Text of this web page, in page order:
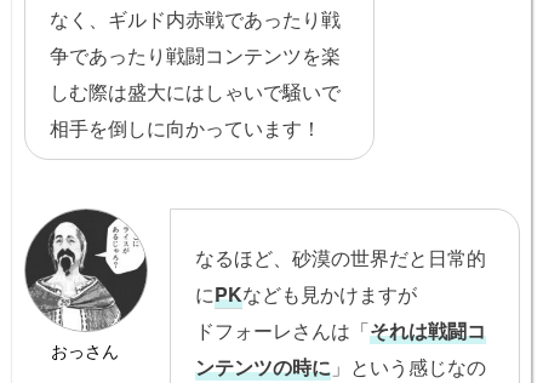
なく、ギルド内赤戦であったり戦
争であったり戦闘コンテンツを楽
しむ際は盛大にはしゃいで騒いで
相手を倒しに向かっています！
おっさん
なるほど、砂漠の世界だと日常的
にPKなども見かけますが
ドフォーレさんは「それは戦闘コ
ンテンツの時に 」という感じなの